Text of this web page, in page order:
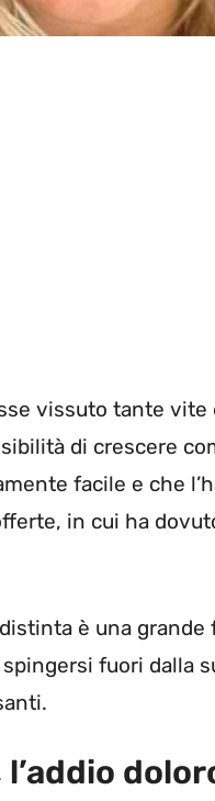
vissuto tante
di crescere
facile e che
in cui ha
è una
fuori dalla